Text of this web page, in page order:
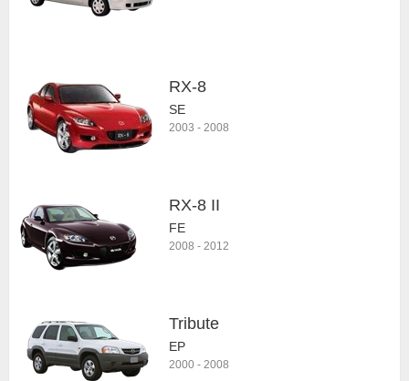
RX-8
SE
2003 - 2008
RX-8 II
FE
2008 - 2012
Tribute
EP
2000 - 2008